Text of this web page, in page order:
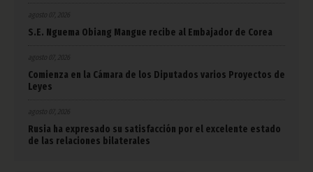
agosto 07, 2026
S.E. Nguema Obiang Mangue recibe al Embajador de Corea
agosto 07, 2026
Comienza en la Cámara de los Diputados varios Proyectos de
Leyes
agosto 07, 2026
Rusia ha expresado su satisfacción por el excelente estado
de las relaciones bilaterales